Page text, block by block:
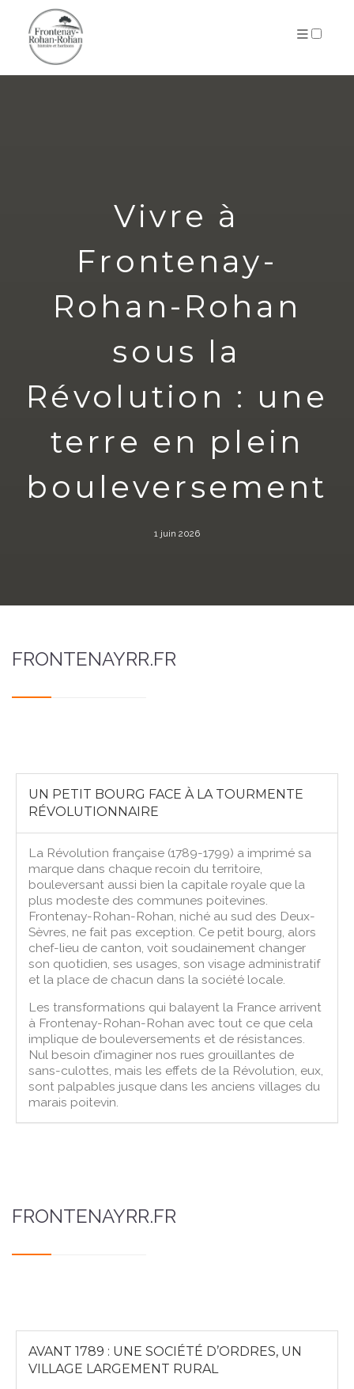
Vivre à
Frontenay-
Rohan-Rohan
sous la
Révolution : une
terre en plein
bouleversement
1 juin 2026
FRONTENAYRR.FR
UN PETIT BOURG FACE À LA TOURMENTE
RÉVOLUTIONNAIRE
La Révolution française (1789-1799) a imprimé sa
marque dans chaque recoin du territoire,
bouleversant aussi bien la capitale royale que la
plus modeste des communes poitevines.
Frontenay-Rohan-Rohan, niché au sud des Deux-
Sèvres, ne fait pas exception. Ce petit bourg, alors
chef-lieu de canton, voit soudainement changer
son quotidien, ses usages, son visage administratif
et la place de chacun dans la société locale.
Les transformations qui balayent la France arrivent
à Frontenay-Rohan-Rohan avec tout ce que cela
implique de bouleversements et de résistances.
Nul besoin d’imaginer nos rues grouillantes de
sans-culottes, mais les effets de la Révolution, eux,
sont palpables jusque dans les anciens villages du
marais poitevin.
FRONTENAYRR.FR
AVANT 1789 : UNE SOCIÉTÉ D’ORDRES, UN
VILLAGE LARGEMENT RURAL